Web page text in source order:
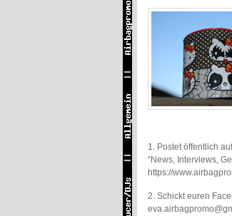
1. Postet öffentlich
“News, Interviews,
https://
2. Schickt euren